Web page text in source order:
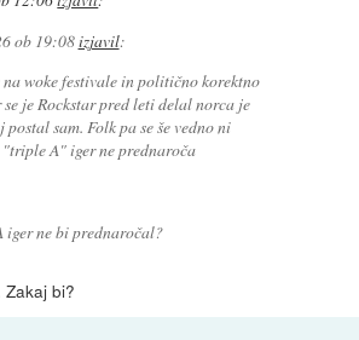
ob 19:08izjavil:
woke festivale in politično korektno
je Rockstar pred leti delal norca je
postal sam. Folk pa se še vedno ni
A" iger ne prednaroča
iger ne bi prednaročal?
bi?